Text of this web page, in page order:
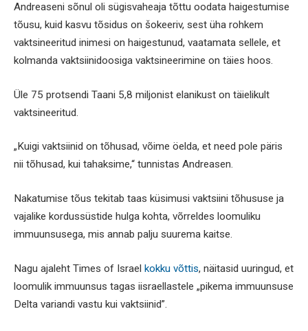
Andreaseni sõnul oli sügisvaheaja tõttu oodata haigestumise
tõusu, kuid kasvu tõsidus on šokeeriv, sest üha rohkem
vaktsineeritud inimesi on haigestunud, vaatamata sellele, et
kolmanda vaktsiinidoosiga vaktsineerimine on täies hoos.
Üle 75 protsendi Taani 5,8 miljonist elanikust on täielikult
vaktsineeritud.
„Kuigi vaktsiinid on tõhusad, võime öelda, et need pole päris
nii tõhusad, kui tahaksime,“ tunnistas Andreasen.
Nakatumise tõus tekitab taas küsimusi vaktsiini tõhususe ja
vajalike kordussüstide hulga kohta, võrreldes loomuliku
immuunsusega, mis annab palju suurema kaitse.
Nagu ajaleht Times of Israel kokku võttis, näitasid uuringud, et
loomulik immuunsus tagas iisraellastele „pikema immuunsuse
Delta variandi vastu kui vaktsiinid”.